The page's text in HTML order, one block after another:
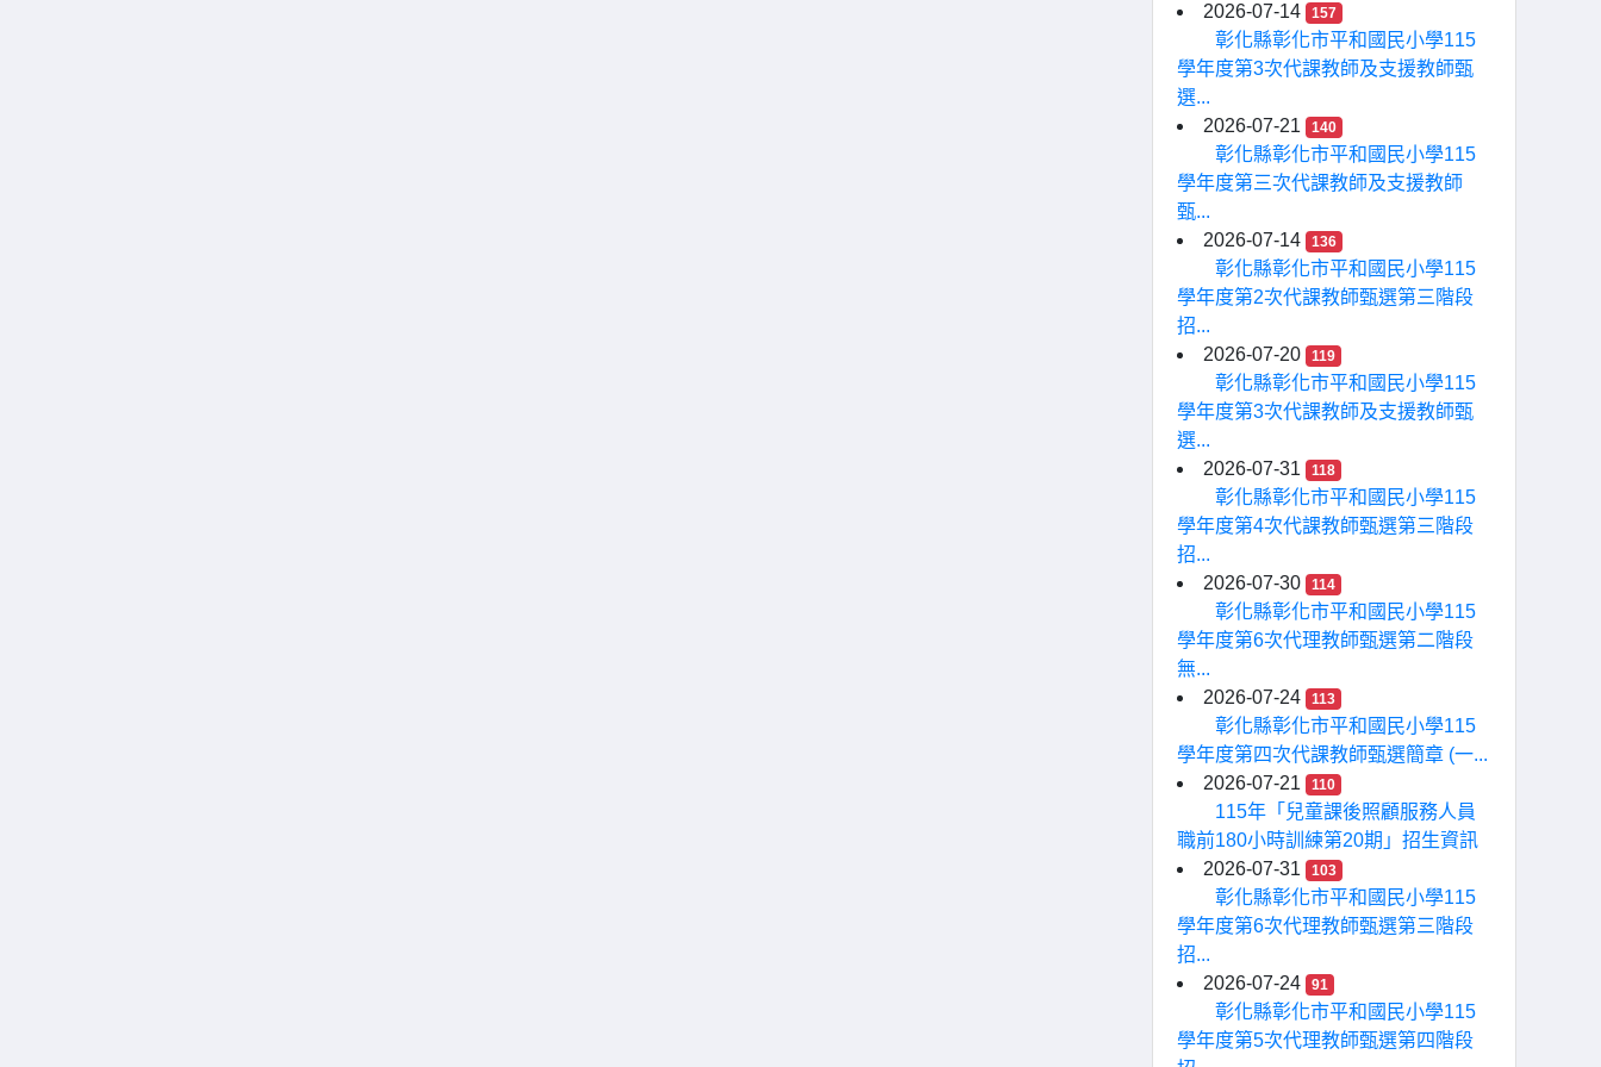
2026-07-14 157
彰化縣彰化市平和國民小學115
學年度第3次代課教師及支援教師甄
選...
2026-07-21
140
彰化縣彰化市平和國民小學115
學年度第三次代課教師及支援教師
甄...
2026-07-14
136
彰化縣彰化市平和國民小學115
學年度第2次代課教師甄選第三階段
招...
2026-07-20
119
彰化縣彰化市平和國民小學115
學年度第3次代課教師及支援教師甄
選...
2026-07-31
118
彰化縣彰化市平和國民小學115
學年度第4次代課教師甄選第三階段
招...
2026-07-30
114
彰化縣彰化市平和國民小學115
學年度第6次代理教師甄選第二階段
無...
2026-07-24
113
彰化縣彰化市平和國民小學115
學年度第四次代課教師甄選簡章 (一...
2026-07-21
110
115年「兒童課後照顧服務人員
職前180小時訓練第20期」招生資訊
2026-07-31
103
彰化縣彰化市平和國民小學115
學年度第6次代理教師甄選第三階段
招...
2026-07-24
91
彰化縣彰化市平和國民小學115
學年度第5次代理教師甄選第四階段